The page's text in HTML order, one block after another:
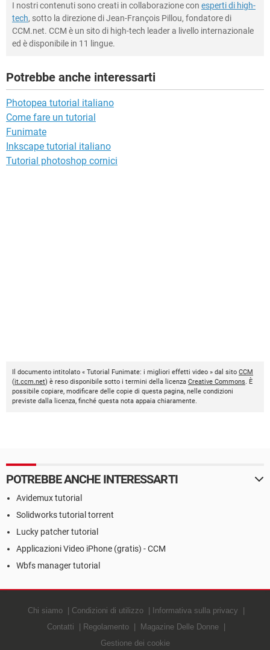
I nostri contenuti sono creati in collaborazione con esperti di high-
tech, sotto la direzione di Jean-François Pillou, fondatore di
CCM.net. CCM è un sito di high-tech leader a livello internazionale
ed è disponibile in 11 lingue.
Potrebbe anche interessarti
Photopea tutorial italiano
Come fare un tutorial
Funimate
Inkscape tutorial italiano
Tutorial photoshop cornici
Il documento intitolato « Tutorial Funimate: i migliori effetti video » dal sito CCM
(it.ccm.net) è reso disponibile sotto i termini della licenza Creative Commons. È
possibile copiare, modificare delle copie di questa pagina, nelle condizioni
previste dalla licenza, finché questa nota appaia chiaramente.
POTREBBE ANCHE INTERESSARTI
Avidemux tutorial
Solidworks tutorial torrent
Lucky patcher tutorial
Applicazioni Video iPhone (gratis) - CCM
Wbfs manager tutorial
Chi siamo Condizioni di utilizzo
Informativa sulla privacy
Contatti
Regolamento
Magazine Delle Donne
Gestione dei cookie